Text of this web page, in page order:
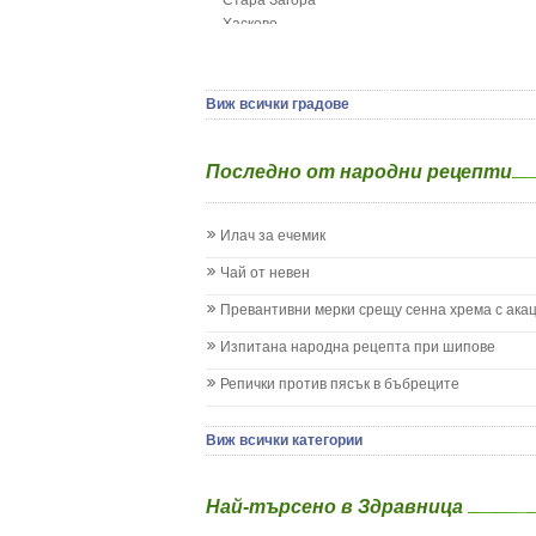
Гърч
Детски диабет
Жълтеница
Запек на бебето и детето
Кашлица при бебето и детето
Колики
Менингит
Млечница
Нощно напикаване - енуреза
Плач
Хасково
Виж всички градове
Последно от народни рецепти
Илач за ечемик
Чай от невен
Превантивни мерки срещу сенна хрема с
Изпитана народна рецепта при шипове
Репички против пясък в бъбреците
Виж всички категории
Най-търсено в Здравница